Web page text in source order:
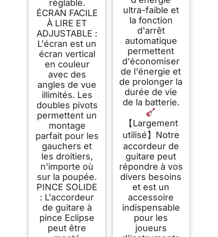
réglable.
ÉCRAN FACILE
À LIRE ET
ADJUSTABLE :
L'écran est un
écran vertical
en couleur
avec des
angles de vue
illimités. Les
doubles pivots
permettent un
montage
parfait pour les
gauchers et
les droitiers,
n'importe où
sur la poupée.
PINCE SOLIDE
: L'accordeur
de guitare à
pince Eclipse
peut être
ultra-faible et
la fonction
d'arrêt
automatique
permettent
d'économiser
de l'énergie et
de prolonger la
durée de vie
de la batterie.
【Largement
utilisé】Notre
accordeur de
guitare peut
répondre à vos
divers besoins
et est un
accessoire
indispensable
pour les
joueurs